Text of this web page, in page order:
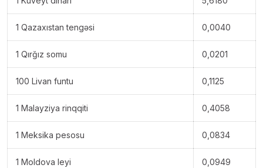
1 Qazaxıstan tengəsi 0,0040
1 Qırğız somu 0,0201
100 Livan funtu 0,1125
1 Malayziya rinqqiti 0,4058
1 Meksika pesosu 0,0834
1 Moldova leyi 0,0949